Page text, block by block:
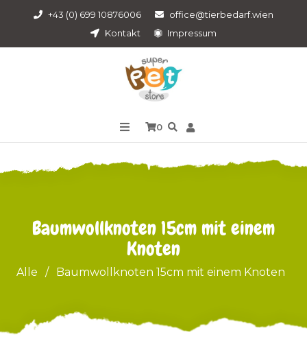
+43 (0) 699 10876006
office@tierbedarf.wien
Kontakt
Impressum
0
Baumwollknoten 15cm mit einem
Knoten
Alle / Baumwollknoten 15cm mit einem Knoten